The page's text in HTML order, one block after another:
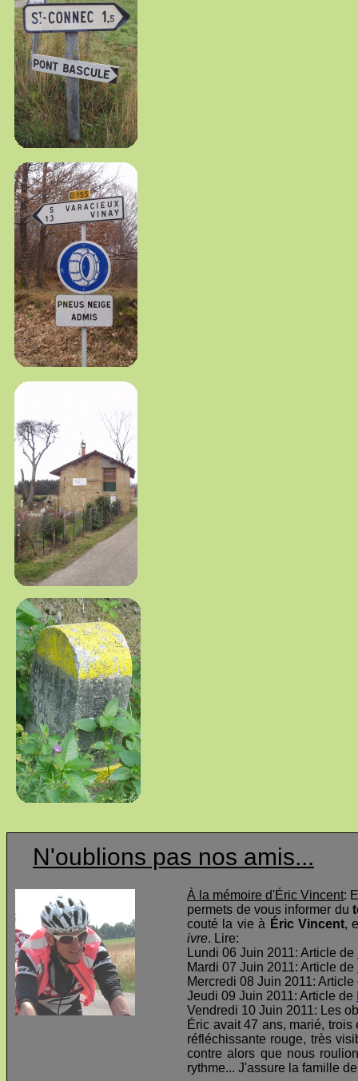
N'oublions pas nos amis...
À la mémoire d'Éric Vincent:
permets de vous informer du
couté la vie à Éric Vincent,
ivre. Lire:
Lundi 06 Juin 2011: Article de
Mardi 07 Juin 2011: Article de
Mercredi 08 Juin 2011:
Jeudi 09 Juin 2011: Article de
Vendredi 10 Juin 2011: Les
Éric avait 47 ans, marié,
réfléchissante rouge, très
contre alors que nous
rythme... J'assure la famille